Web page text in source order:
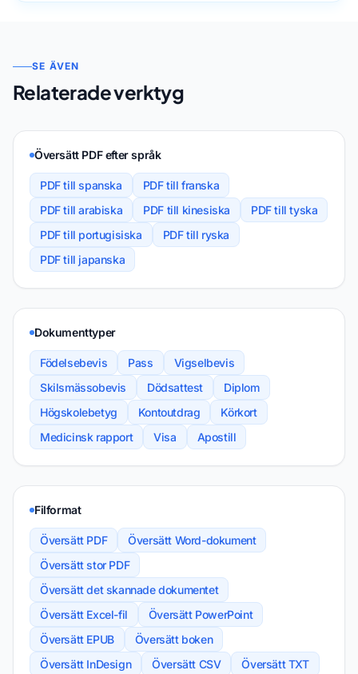
SE ÄVEN
Relaterade verktyg
Översätt PDF efter språk
PDF till spanska
PDF till franska
PDF till arabiska
PDF till kinesiska
PDF till tyska
PDF till portugisiska
PDF till ryska
PDF till japanska
Dokumenttyper
Födelsebevis Pass
Vigselbevis
Skilsmässobevis
Dödsattest
Diplom
Högskolebetyg
Kontoutdrag
Körkort
Medicinsk rapport
Visa Apostill
Filformat
Översätt PDF
Översätt Word-dokument
Översätt stor PDF
Översätt det skannade dokumentet
Översätt Excel-fil
Översätt PowerPoint
Översätt EPUB
Översätt boken
Översätt InDesign
Översätt CSV Översätt TXT